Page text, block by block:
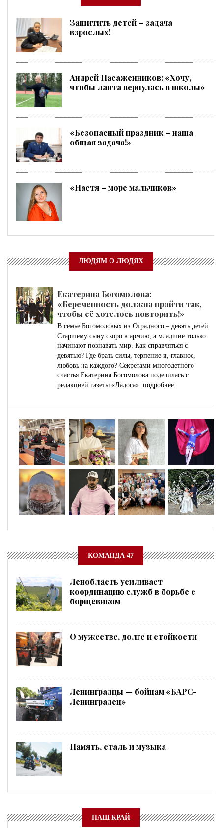
Защитить детей – задача
взрослых!
Андрей Пасаженников: «Хочу,
чтобы лапта вернулась в школы»
«Безопасный праздник – наша
общая задача!»
«Настя – море мальчиков»
ЛЮДЯМ О ЛЮДЯХ
Екатерина Богомолова:
«Беременность должна пройти так,
чтобы её хотелось повторить!»
В семье Богомоловых из Отрадного – девять детей.
Старшему сыну скоро в армию, а младшие только
начинают познавать мир. Как справляться с
девятью? Где брать силы, терпение и, главное,
любовь на каждого? Секретами многодетного
счастья Екатерина Богомолова поделилась с
редакцией газеты «Ладога». подробнее
КОМАНДА 47
Ленобласть усиливает
координацию служб в борьбе с
борщевиком
О мужестве, долге и стойкости
Ленинградцы — бойцам «БАРС-
Ленинградец»
Память, сталь и музыка
НАШ КРАЙ